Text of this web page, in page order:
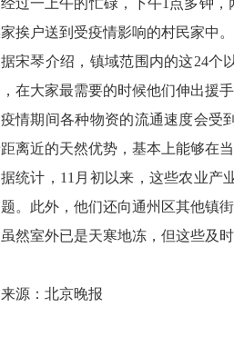
经过一上午的忙碌，下午1点多钟
挨户送到受疫情影响的村民家中。
据宋琴介绍，镇域范围内的这24个
在大家最需要的时候他们伸出援
疫情期间各种物资的流通速度会受
离近的天然优势，基本上能够在
据统计，11月初以来，这些农业产
。此外，他们还向通州区其他镇
虽然室外已是天寒地冻，但这些及
来源：北京晚报